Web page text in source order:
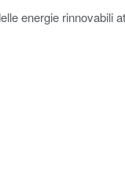
energie rinnovabili